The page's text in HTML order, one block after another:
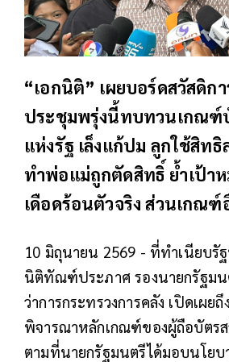
“เอกนิติ” เผยบอร์ดสวัสดิก
ประชุมพรุ่งนี้ทบทวนเกณฑ์
แห่งรัฐ เล็งแก้ปม ลูกใช้สิท
ทำพ่อแม่ถูกตัดสิทธิ์ ย้ำเป้า
เดือดร้อนตัวจริง ส่วนเกณฑ์
10 มิถุนายน 2569 - ที่ทำเนียบรั
นิติทัณฑ์ประภาศ รองนายกรัฐมน
ว่าการกระทรวงการคลัง เปิดเผย
พิจารณาหลักเกณฑ์ของผู้ถือบัตรส
ตามที่นายกรัฐมนตรีได้มอบนโยบ